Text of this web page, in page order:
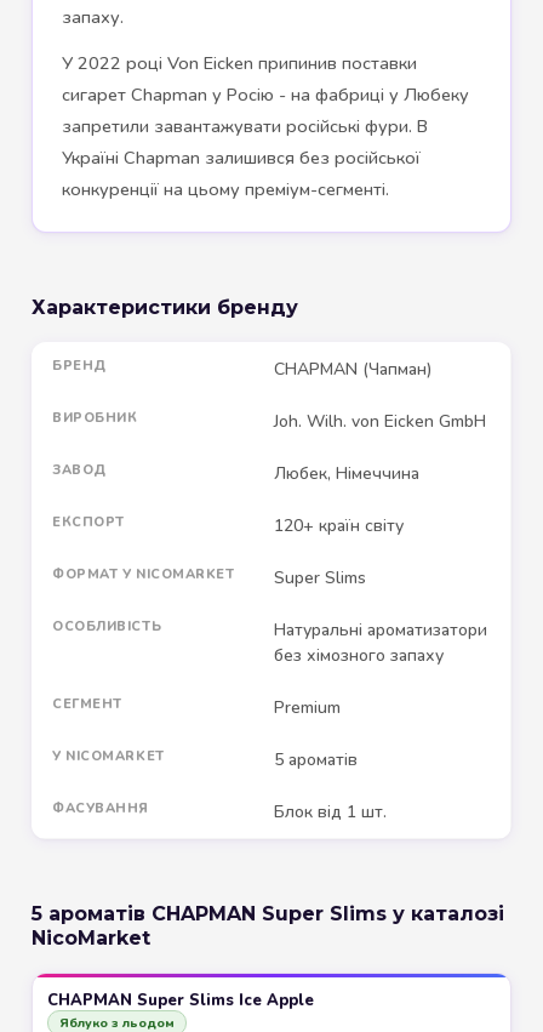
запаху.
У 2022 році Von Eicken припинив поставки
сигарет Chapman у Росію - на фабриці у Любеку
запретили завантажувати російські фури. В
Україні Chapman залишився без російської
конкуренції на цьому преміум-сегменті.
Характеристики бренду
БРЕНД CHAPMAN (Чапман)
ВИРОБНИК Joh. Wilh. von Eicken GmbH
ЗАВОД Любек, Німеччина
ЕКСПОРТ 120+ країн світу
ФОРМАТ У NICOMARKET Super Slims
ОСОБЛИВІСТЬ
Натуральні ароматизатори
без хімозного запаху
СЕГМЕНТ Premium
У NICOMARKET 5 ароматів
ФАСУВАННЯ Блок від 1 шт.
5 ароматів CHAPMAN Super Slims у каталозі
NicoMarket
CHAPMAN Super Slims Ice Apple
Яблуко з льодом